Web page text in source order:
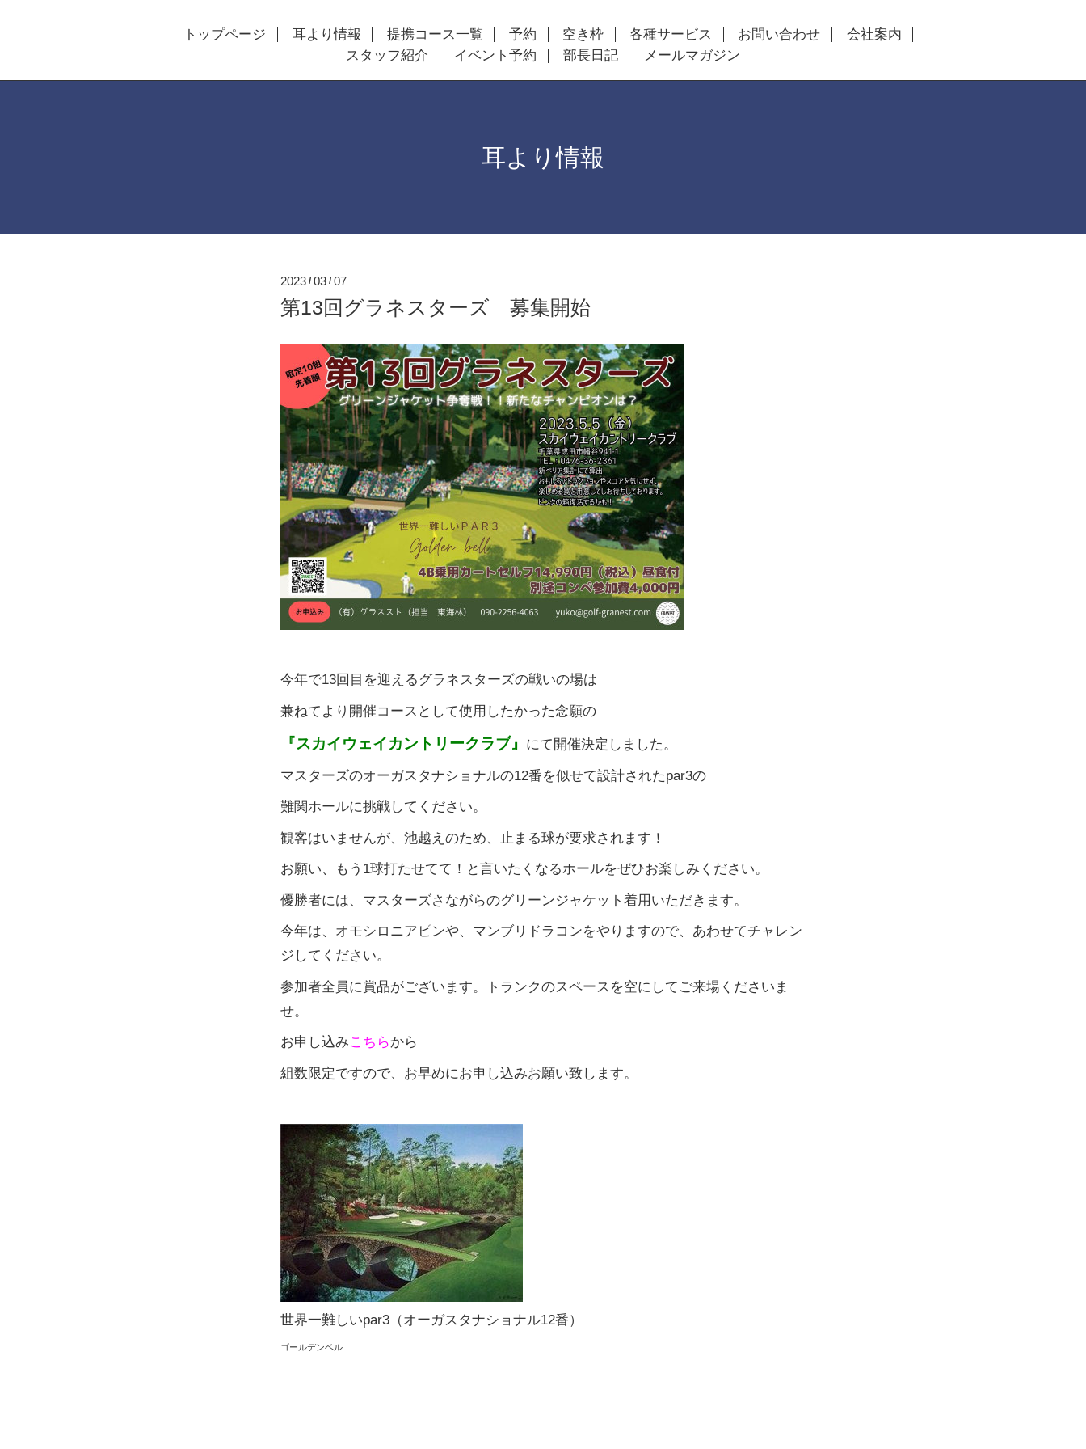
トップページ 耳より情報 提携コース一覧 予約 空き枠 各種サービス お問い合わせ
会社案内
スタッフ紹介
イベント予約 部長日記 メールマガジン
耳より情報
2023 /03 /07
第13回グラネスターズ 募集開始
今年で13回目を迎えるグラネスターズの戦いの場は
兼ねてより開催コースとして使用したかった念願の
『スカイウェイカントリークラブ』 にて開催決定しました。
マスターズのオーガスタナショナルの12番を似せて設計されたpar3の
難関ホールに挑戦してください。
観客はいませんが、池越えのため、止まる球が要求されます！
お願い、もう1球打たせてて！と言いたくなるホールをぜひお楽しみください。
優勝者には、マスターズさながらのグリーンジャケット着用いただきます。
今年は、オモシロニアピンや、マンブリドラコンをやりますので、あわせてチャレン
ジしてください。
参加者全員に賞品がございます。トランクのスペースを空にしてご来場くださいま
せ。
お申し込みこちらから
組数限定ですので、お早めにお申し込みお願い致します。
世界一難しいpar3（オーガスタナショナル12番）
ゴールデンベル